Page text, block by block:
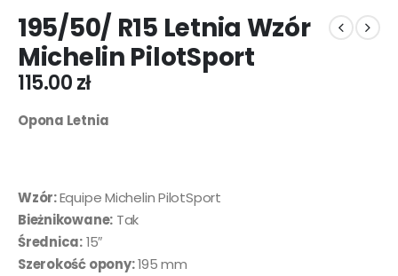
195/50/ R15 Letnia Wzór
Michelin PilotSport
115.00zł
Opona Letnia
Wzór:Equipe Michelin PilotSport
Bieżnikowane: Tak
Średnica:15″
Szerokość opony:195 mm